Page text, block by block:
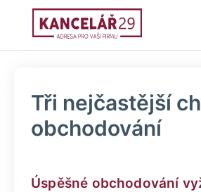
Tři nejčastější
obchodování
Úspěšné obchodování